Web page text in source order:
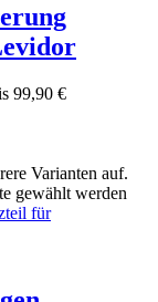
99,90 €
Varianten auf.
gewählt werden